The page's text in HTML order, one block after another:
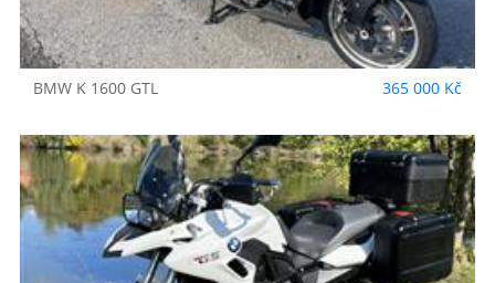
BMW K 1600 GTL 365 000 Kč